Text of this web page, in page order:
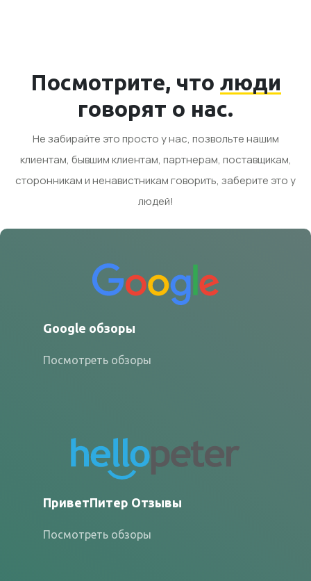
Посмотрите, что люди
говорят о нас.
Не забирайте это просто у нас, позвольте нашим
клиентам, бывшим клиентам, партнерам, поставщикам,
сторонникам и ненавистникам говорить, заберите это у
людей!
Google обзоры
Посмотреть обзоры
ПриветПитер Отзывы
Посмотреть обзоры